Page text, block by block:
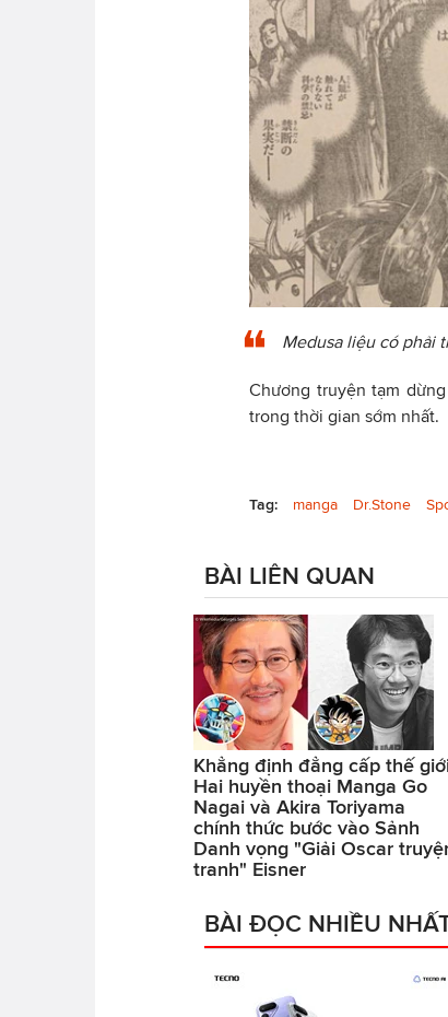
Medusa liệu có phải
Chương truyện tạm
trong thời gian sớm nhất.
Tag: manga Dr.Stone
BÀI LIÊN QUAN
Khẳng định đẳng cấp thế
Hai huyền thoại Manga Go
Nagai và Akira Toriyama
chính thức bước vào Sảnh
Danh vọng "Giải Oscar
tranh" Eisner
BÀI ĐỌC NHIỀU